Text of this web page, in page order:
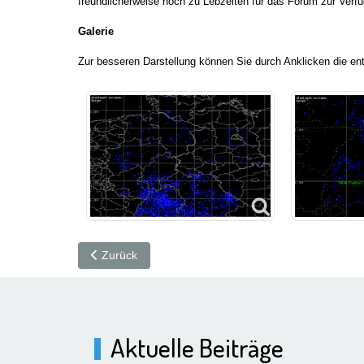
Galerie
Zur besseren Darstellung können Sie durch Anklicken die
Vorheriger Beitrag: Geiger beim Digitales
Zurück
Aktuelle Beiträge